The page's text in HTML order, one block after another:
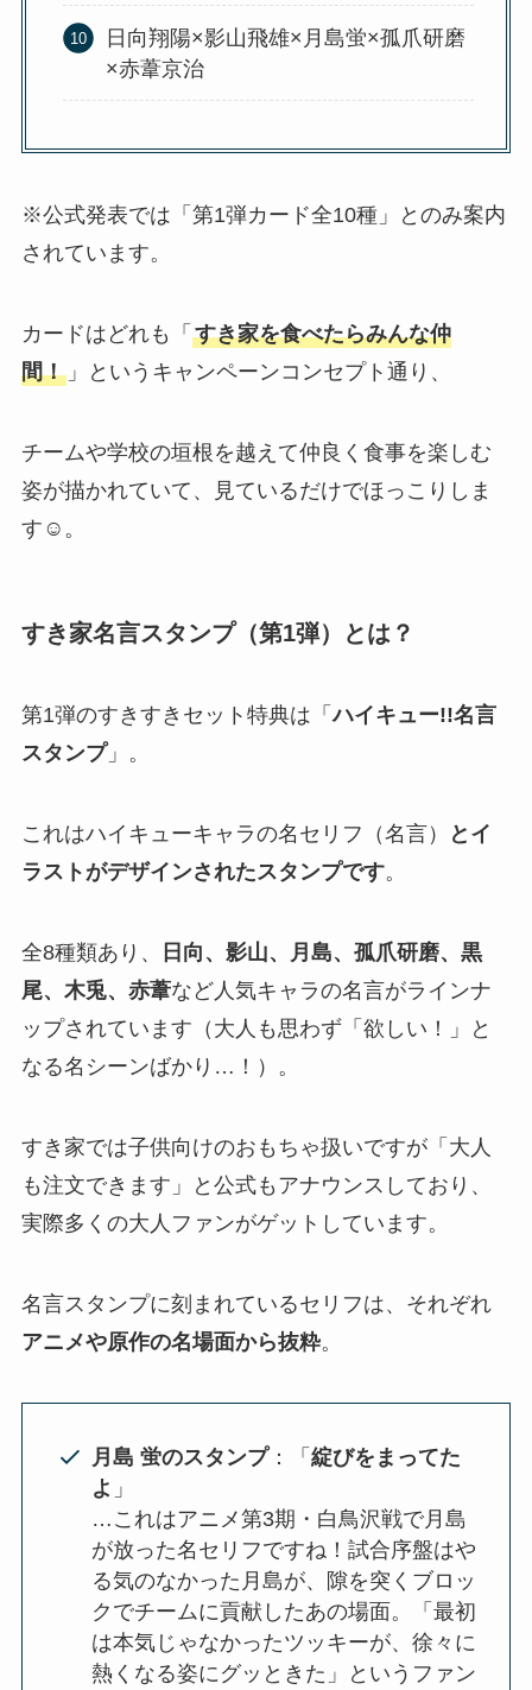
日向翔陽×影山飛雄×月島蛍×孤爪研磨
×赤葦京治
※公式発表では「第1弾カード全10種」とのみ案内
されています​。
カードはどれも「 すき家を食べたらみんな仲
間！」というキャンペーンコンセプト通り、
チームや学校の垣根を越えて仲良く食事を楽しむ
姿が描かれていて、見ているだけでほっこりしま
す☺️。
すき家名言スタンプ（第1弾）とは？
第1弾のすきすきセット特典は「ハイキュー!!名言
スタンプ」。
これはハイキューキャラの名セリフ（名言）
とイ
ラストがデザインされたスタンプです​。​
全8種類あり、
日向、影山、月島、孤爪研磨、黒
尾、木兎、赤葦など人気キャラの名言がラインナ
ップされています（大人も思わず「欲しい！」と
なる名シーンばかり…！）​。
すき家では子供向けのおもちゃ扱いですが「大人
も注文できます」と公式もアナウンスしており​、
実際多くの大人ファンがゲットしています。
名言スタンプに刻まれているセリフは、それぞれ
アニメや原作の名場面から抜粋。
月島 蛍のスタンプ：「綻びをまってた
よ 」
…これはアニメ第3期・白鳥沢戦で月島
が放った名セリフですね！試合序盤はや
る気のなかった月島が、隙を突くブロッ
クでチームに貢献したあの場面。「最初
は本気じゃなかったツッキーが、徐々に
熱くなる姿にグッときた」というファン